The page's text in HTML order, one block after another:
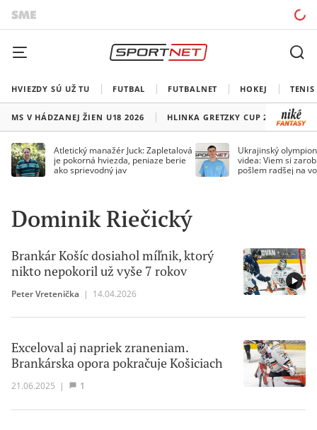
HVIEZDY SÚ UŽ TU FUTBAL FUTBALNET HOKEJ TENIS
MS V HÁDZANEJ ŽIEN U18 2026 HLINKA GRETZKY CUP 2026
Atletický manažér Juck: Zapletalová
je pokorná hviezda, peniaze berie
ako sprievodný jav
Ukrajinský
videa: Viem si
pošlem radšej na
Dominik Riečický
Brankár Košíc dosiahol míľnik, ktorý
nikto nepokoril už vyše 7 rokov
Peter Vretenička | 14.04.2026
Exceloval aj napriek zraneniam.
Brankárska opora pokračuje Košiciach
21.06.2025 | 1